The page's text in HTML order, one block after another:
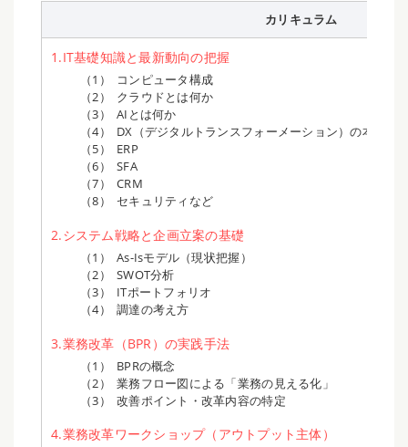
カリキュラム
1.IT基礎知識と最新動向の把握
コンピュータ構成
クラウドとは何か
AIとは何か
DX（デジタルトランスフォーメーション）の本質
ERP
SFA
CRM
セキュリティなど
2.システム戦略と企画立案の基礎
As-Isモデル（現状把握）
SWOT分析
ITポートフォリオ
調達の考え方
3.業務改革（BPR）の実践手法
BPRの概念
業務フロー図による「業務の見える化」
改善ポイント・改革内容の特定
4.業務改革ワークショップ（アウトプット主体）